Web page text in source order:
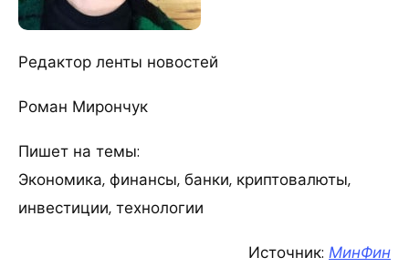
Редактор ленты новостей
Роман Мирончук
Пишет на темы:
Экономика, финансы, банки, криптовалюты,
инвестиции, технологии
Источник: МинФин